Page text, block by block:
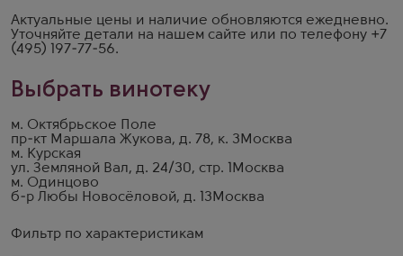
Фильтр по характеристикам
Актуальные цены и наличие обновляются ежедневно.
Уточняйте детали на нашем сайте или по телефону +7
(495) 197-77-56.
Выбрать винотеку
м. Октябрьское Поле
пр-кт Маршала Жукова, д. 78, к. 3 Москва
м. Курская
ул. Земляной Вал, д. 24/30, стр. 1
Москва
м. Одинцово
б-р Любы Новосёловой, д. 13 Москва